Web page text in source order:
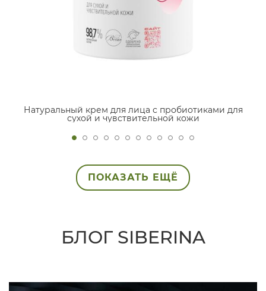
Натуральный крем для лица с пробиотиками для
сухой и чувствительной кожи
ПОКАЗАТЬ ЕЩЁ
БЛОГ SIBERINA